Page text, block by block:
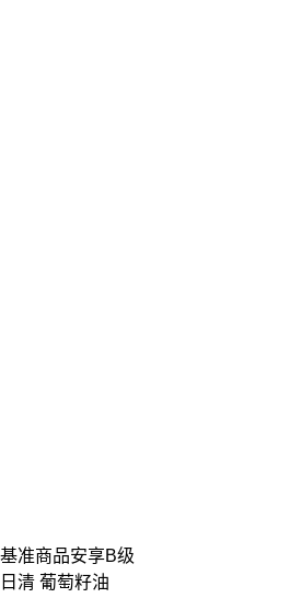
基准商品安享B级
日清 葡萄籽油